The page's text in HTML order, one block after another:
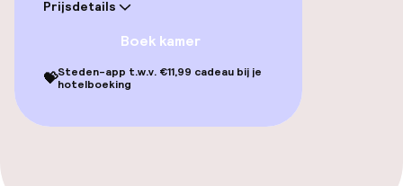
Terras
Eet- en drinkgelegenheden
Prijsdetails
Boek kamer
💝Steden-app t.w.v. €11,99 cadeau bij je
hotelboeking